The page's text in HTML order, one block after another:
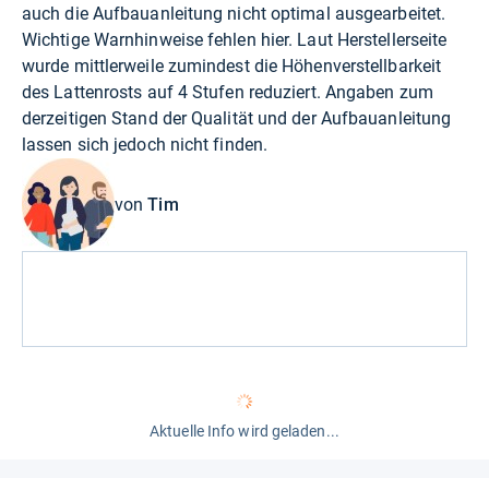
auch die Aufbauanleitung nicht optimal ausgearbeitet.
Wichtige Warnhinweise fehlen hier. Laut Herstellerseite
wurde mittlerweile zumindest die Höhenverstellbarkeit
des Lattenrosts auf 4 Stufen reduziert. Angaben zum
derzeitigen Stand der Qualität und der Aufbauanleitung
lassen sich jedoch nicht finden.
vonTim
Aktuelle Info wird geladen...